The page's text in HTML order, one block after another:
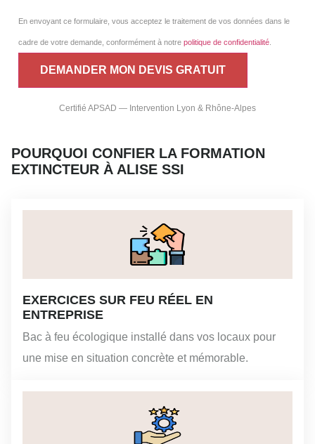
En envoyant ce formulaire, vous acceptez le traitement de vos données dans le
cadre de votre demande, conformément à notre politique de confidentialité
Certifié APSAD — Intervention Lyon & Rhône-Alpes
POURQUOI CONFIER LA FORMATION
EXTINCTEUR À ALISE SSI
EXERCICES SUR FEU RÉEL EN
ENTREPRISE
Bac à feu écologique installé dans vos locaux pour
une mise en situation concrète et mémorable.